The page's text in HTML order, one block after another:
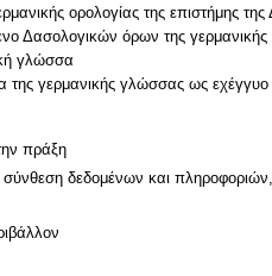
ορολογίας της επιστήμης
Δασολογικών όρων της
γλώσσα
της γερμανικής γλώσσας ως εχέγγυο
πράξη
δεδομένων και